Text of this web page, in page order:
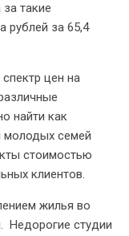
такие
рублей за 65,4
цен на
найти как
молодых семей
стоимостью
клиентов.
жилья во
Недорогие студии